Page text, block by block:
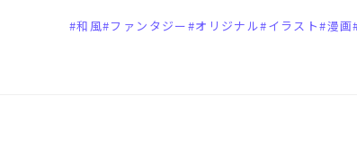
和風 ファンタジー オリジナル イラスト 漫画